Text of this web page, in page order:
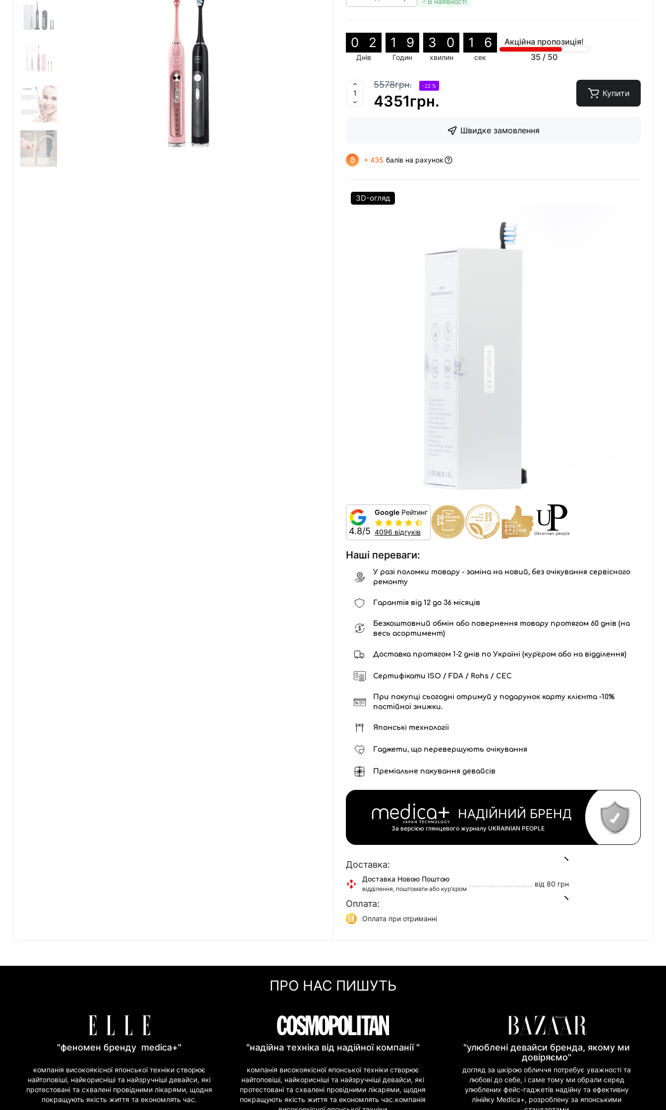
0 2
Днів
1 9
Годин
3 0
хвилин
1 5
сек
Акційна пропозиція!
35 / 50
5578грн. -22 %
4351грн. Купити
Швидке замовлення
+ 435 балів на рахунок
3D-огляд
4.8/5
Google Рейтинг
4096 відгуків
Наші переваги:
У разі поломки товару - заміна на новий, без очікування сервісного
ремонту
Гарантія від 12 до 36 місяців
Безкоштовний обмін або повернення товару протягом 60 днів (на
весь асортимент)
Доставка протягом 1-2 днів по Україні (кур'єром або на відділення)
Сертифікати ISO / FDA / Rohs / CEC
При покупці сьогодні отримуй у подарунок карту клієнта -10%
постійної знижки.
Японські технології
Гаджети, що перевершують очікування
Преміальне пакування девайсів
НАДІЙНИЙ БРЕНД
За версією глянцевого журналу UKRAINIAN PEOPLE
Доставка:
Доставка Новою Поштою
відділення, поштомати або кур'єром
від 80 грн
Доставка Укр Поштою
Оплата:
Оплата при отриманні
Миттєва розстрочка (Приват Банк)
Покупка частинами (Моно Банк)
ПРО НАС ПИШУТЬ
"феномен бренду medica+"
компанія високоякісної японської техніки створює
найтоповіші, найкорисніші та найзручніші девайси, які
протестовані та схвалені провідними лікарями, щодня
покращують якість життя та економлять час.
"надійна техніка від надійної компанії "
компанія високоякісної японської техніки створює
найтоповіші, найкорисніші та найзручніші девайси, які
протестовані та схвалені провідними лікарями, щодня
покращують якість життя та економлять час.компанія
"улюблені девайси бренда, якому ми
довіряємо"
догляд за шкірою обличчя потребує уважності та
любові до себе, і саме тому ми обрали серед
улюблених фейс-гаджетів надійну та ефективну
лінійку Medica+, розроблену за японськими